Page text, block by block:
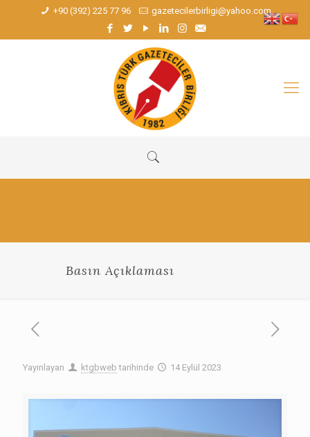
+90 (392) 225 77 96 gazetecilerbirligi@yahoo.com
Basın Açıklaması
Yayınlayan ktgbweb tarihinde 14 Eylül 2023